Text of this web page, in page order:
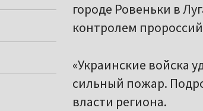
городе Ровеньки в
контролем
«Украинские войска
сильный пожар.
власти региона.